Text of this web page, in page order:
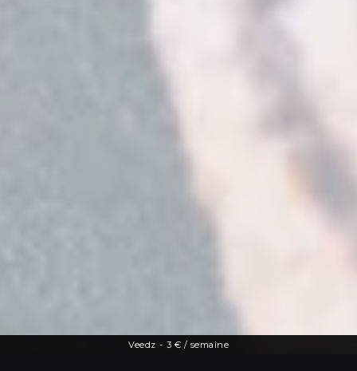
Veedz - 3 € / semaine